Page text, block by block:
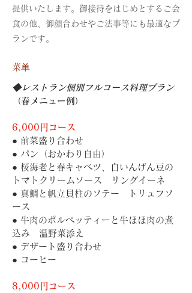
提供いたします。御接待をはじめとするご会
食の他、御顔合わせやご法事等にも最適なプ
ランです。
菜单
◆レストラン個別フルコース料理プラン
（春メニュー例）
6,000円コース
● 前菜盛り合わせ
● パン（おかわり自由）
● 桜海老と春キャベツ、白いんげん豆の
トマトクリームソース　リングイーネ
● 真鯛と帆立貝柱のソテー　トリュフソ
ース
● 牛肉のポルペッティーと牛ほほ肉の煮
込み　温野菜添え
● デザート盛り合わせ
● コーヒー
8,000円コース